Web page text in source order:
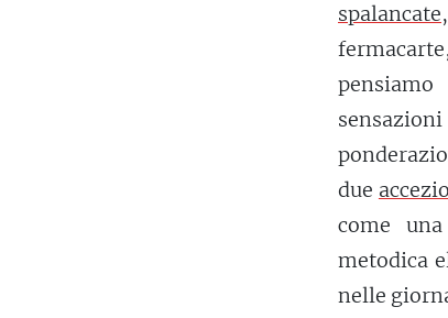
spalancate
due
come
metodica
nelle